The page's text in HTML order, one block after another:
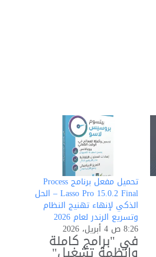
تحميل مفعل برنامج Process
Lasso Pro 15.0.2 Final – الحل
الذكي لإنهاء تهنيج النظام
وتسريع الرندر لعام 2026
8:26 ص 4 أبريل، 2026
في "برامج كاملة